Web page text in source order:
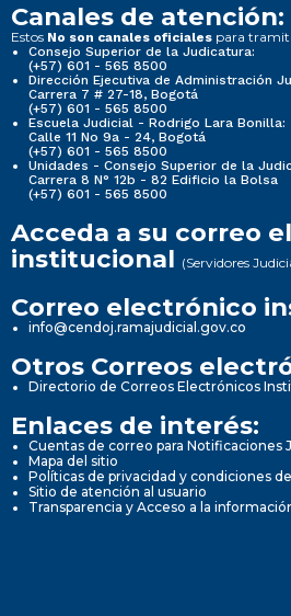
Canales de atención:
Estos No son canales oficiales para
Consejo Superior de la Judicatura:
(+57) 601 - 565 8500
Dirección Ejecutiva de Administración
Carrera 7 # 27-18, Bogotá
(+57) 601 - 565 8500
Escuela Judicial - Rodrigo Lara Bonilla:
Calle 11 No 9a - 24, Bogotá
(+57) 601 - 565 8500
Unidades - Consejo Superior de la
Carrera 8 N° 12b - 82 Edificio la Bolsa
(+57) 601 - 565 8500
Acceda a su correo
institucional (Servidores
Correo electrónico
info@cendoj.ramajudicial.gov.co
Otros Correos
Directorio de Correos Electrónicos
Enlaces de interés:
Cuentas de correo para Notificaciones
Mapa del sitio
Políticas de privacidad y condiciones
Sitio de atención al usuario
Transparencia y Acceso a la